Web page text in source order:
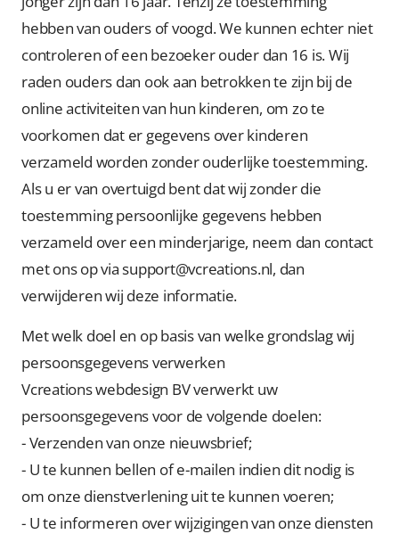
hebben van ouders of voogd. We kunnen echter niet
controleren of een bezoeker ouder dan 16 is. Wij
raden ouders dan ook aan betrokken te zijn bij de
online activiteiten van hun kinderen, om zo te
voorkomen dat er gegevens over kinderen
verzameld worden zonder ouderlijke toestemming.
Als u er van overtuigd bent dat wij zonder die
toestemming persoonlijke gegevens hebben
verzameld over een minderjarige, neem dan contact
met ons op via support@vcreations.nl, dan
verwijderen wij deze informatie.
Met welk doel en op basis van welke grondslag wij
persoonsgegevens verwerken
Vcreations webdesign BV verwerkt uw
persoonsgegevens voor de volgende doelen:
- Verzenden van onze nieuwsbrief;
- U te kunnen bellen of e-mailen indien dit nodig is
om onze dienstverlening uit te kunnen voeren;
- U te informeren over wijzigingen van onze diensten